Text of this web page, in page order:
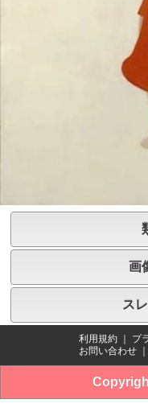
画
ス
利用規約 プ
お問い合わせ